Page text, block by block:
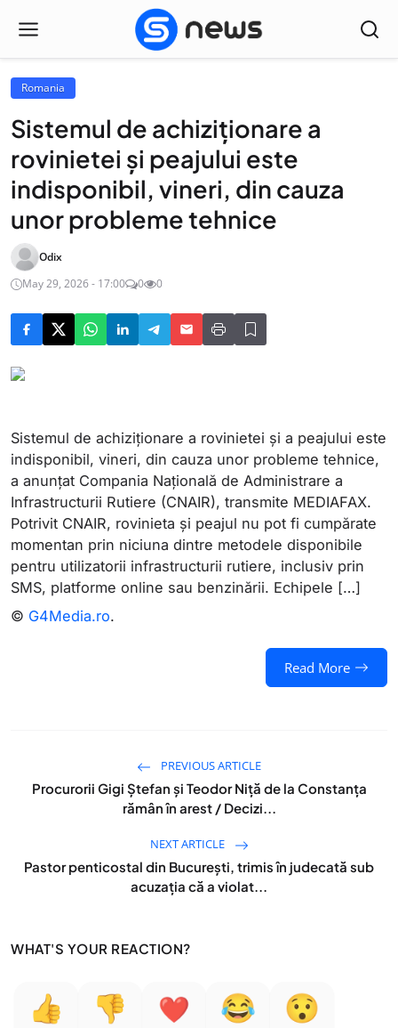
Romania
Sistemul de achiziționare a
rovinietei și peajului este
indisponibil, vineri, din cauza
unor probleme tehnice
Odix
May 29, 2026 - 17:00
0 0
Sistemul de achiziționare a rovinietei și a peajului este
indisponibil, vineri, din cauza unor probleme tehnice,
a anunțat Compania Națională de Administrare a
Infrastructurii Rutiere (CNAIR), transmite MEDIAFAX.
Potrivit CNAIR, rovinieta și peajul nu pot fi cumpărate
momentan prin niciuna dintre metodele disponibile
pentru utilizatorii infrastructurii rutiere, inclusiv prin
SMS, platforme online sau benzinării. Echipele […]
© G4Media.ro.
Read More
PREVIOUS ARTICLE
Procurorii Gigi Ștefan și Teodor Niță de la Constanța
rămân în arest / Decizi...
NEXT ARTICLE
Pastor penticostal din București, trimis în judecată sub
acuzaţia că a violat...
WHAT'S YOUR REACTION?